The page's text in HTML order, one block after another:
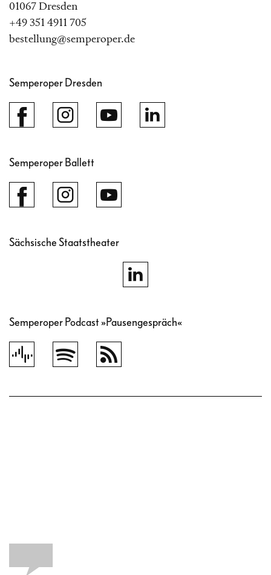
01067 Dresden
+49 351 4911 705
bestellung@semperoper.de
Semperoper Dresden
Semperoper Ballett
Sächsische Staatstheater
Semperoper Podcast »Pausengespräch«